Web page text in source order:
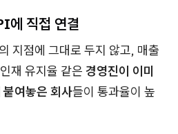
에 직접 연결
지점에 그대로 두지 않고, 매출
재 유지율 같은 경영진이 이미
여놓은 회사들이 통과율이 높